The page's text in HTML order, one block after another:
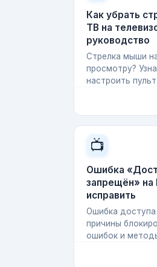
Как убрать
ТВ на
руководство
Стрелка мыши
просмотру?
настроить
📺
Ошибка
запрещён»
исправить
Ошибка
причины
ошибок и